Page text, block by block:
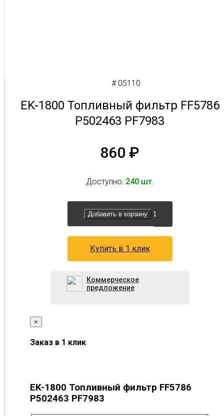
# 05110
EK-1800 Топливный фильтр FF5786
P502463 PF7983
860 ₽
Доступно: 240 шт.
Добавить в корзину
Купить в 1 клик
Коммерческое
предложение
×
Заказ в 1 клик
EK-1800 Топливный фильтр FF5786
P502463 PF7983